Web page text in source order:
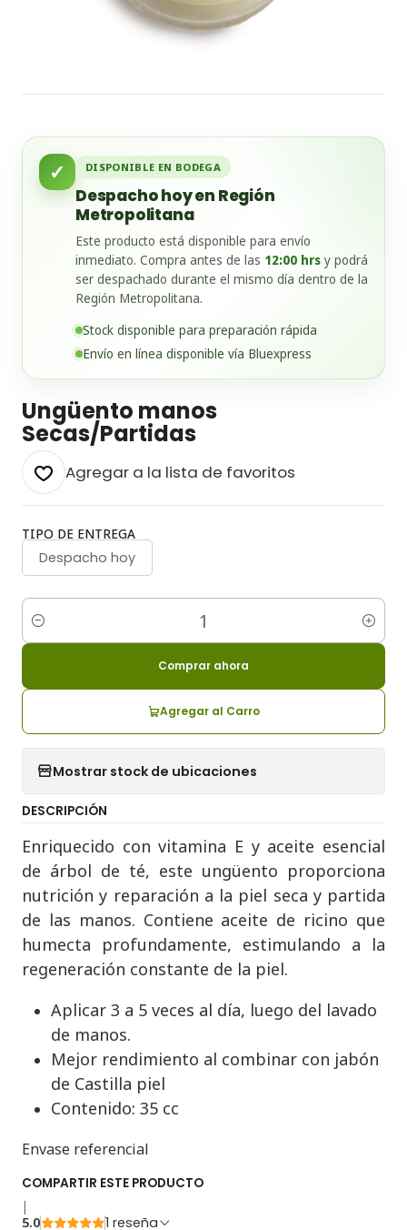
✓ DISPONIBLE EN BODEGA
Despacho hoy en Región
Metropolitana
Este producto está disponible para envío
inmediato. Compra antes de las 12:00 hrs y podrá
ser despachado durante el mismo día dentro de la
Región Metropolitana.
Stock disponible para preparación rápida
Envío en línea disponible vía Bluexpress
Ungüento manos
Secas/Partidas
Agregar a la lista de favoritos
TIPO DE ENTREGA
Despacho hoy
Cantidad
Agregar al Carro
Comprar ahora
Mostrar stock de ubicaciones
DESCRIPCIÓN
Enriquecido con vitamina E y aceite esencial
de árbol de té, este ungüento proporciona
nutrición y reparación a la piel seca y partida
de las manos. Contiene aceite de ricino que
humecta profundamente, estimulando a la
regeneración constante de la piel.
Aplicar 3 a 5 veces al día, luego del lavado
de manos.
Mejor rendimiento al combinar con jabón
de Castilla piel
Contenido: 35 cc
Envase referencial
COMPARTIR ESTE PRODUCTO
|
5.0
1 reseña